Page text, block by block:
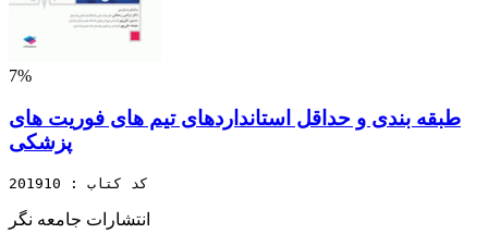
7%
طبقه بندی و حداقل استانداردهای تیم های فوریت های
پزشکی
کد کتاب : 201910
انتشارات جامعه نگر